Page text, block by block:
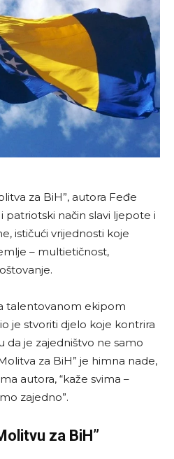
za BiH”, autora Feđe
patriotski način slavi ljepote i
ističući vrijednosti koje
– multietičnost,
talentovanom ekipom
je stvoriti djelo koje kontrira
da je zajedništvo ne samo
za BiH” je himna nade,
autora, “kaže svima –
zajedno”.
za BiH”